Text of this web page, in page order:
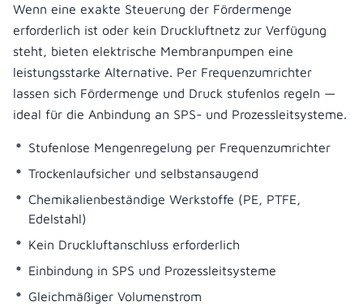
Wenn eine exakte Steuerung der Fördermenge
erforderlich ist oder kein Druckluftnetz zur Verfügung
steht, bieten elektrische Membranpumpen eine
leistungsstarke Alternative. Per Frequenzumrichter
lassen sich Fördermenge und Druck stufenlos regeln —
ideal für die Anbindung an SPS- und Prozessleitsysteme.
Stufenlose Mengenregelung per Frequenzumrichter
Trockenlaufsicher und selbstansaugend
Chemikalienbeständige Werkstoffe (PE, PTFE,
Edelstahl)
Kein Druckluftanschluss erforderlich
Einbindung in SPS und Prozessleitsysteme
Gleichmäßiger Volumenstrom